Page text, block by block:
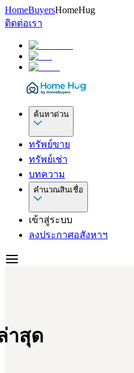
HomeBuyersHomeHug
ติดต่อเรา
ค้นหาด่วน
ทรัพย์ขาย
ทรัพย์เช่า
บทความ
คำนวณสินเชื่อ
เข้าสู่ระบบ
ลงประกาศอสังหาฯ
าสุด